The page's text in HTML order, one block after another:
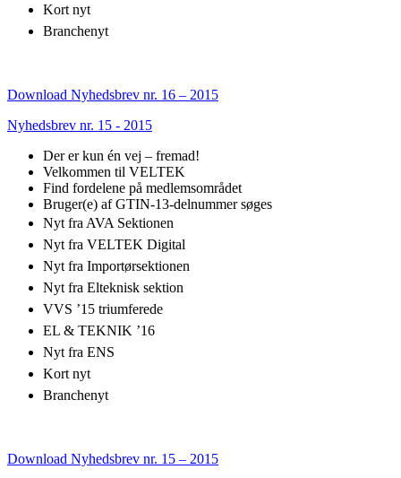
Kort nyt
Branchenyt
Download Nyhedsbrev nr. 16 – 2015
Nyhedsbrev nr. 15 - 2015
Der er kun én vej – fremad!
Velkommen til VELTEK
Find fordelene på medlemsområdet
Bruger(e) af GTIN-13-delnummer søges
Nyt fra AVA Sektionen
Nyt fra VELTEK Digital
Nyt fra Importørsektionen
Nyt fra Elteknisk sektion
VVS ’15 triumferede
EL & TEKNIK ’16
Nyt fra ENS
Kort nyt
Branchenyt
Download Nyhedsbrev nr. 15 – 2015